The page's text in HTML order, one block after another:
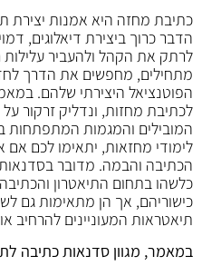
כתיבת מחזה היא אמנות יצירת
הדבר כרוך ביצירת דיאלוגים,
לרתק את הקהל ולהעביר
מתחילים, מחפשים את הדרך
הפוטנציאל היצירתי שלהם.
לכתיבת מחזות, ונדליק זרקור
המובילים והמגמות המתפתחות
לימודי מחזאות, יתאימו לכם אם
הכתיבה והבמה. מדובר בסדנאות
כלשהו בתחום התיאטרון
כישוריהם, אך הן מתאימות גם
תיאטראות המעוניינים להרחיב
במאמר, מגוון סדנאות כתיבה